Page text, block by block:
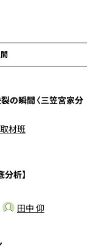
の瞬間〈三笠宮家分
材班
析】
田中 仰